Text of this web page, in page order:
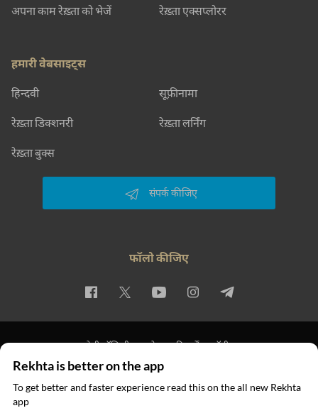
अपना काम रेख़्ता को भेजें रेख़्ता एक्सप्लोरर
हमारी वेबसाइट्स
हिन्दवी सूफ़ीनामा
रेख़्ता डिक्शनरी रेख़्ता लर्निंग
रेख़्ता बुक्स
संपर्क कीजिए
फॉलो कीजिए
प्राइवेसी पॉलिसी इस्तेमाल की शर्तें कॉपीराइट
© 2026 Rekhta™ Foundation. All rights reserved.
Rekhta is better on the app
To get better and faster experience read this on the all new Rekhta
app